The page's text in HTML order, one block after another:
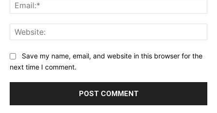
Save my name, email, and website in this browser for the
next time I comment.